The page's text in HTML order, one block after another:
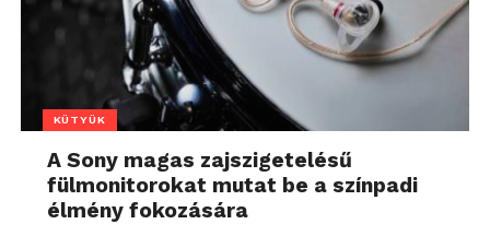
KÜTYÜK
A Sony magas zajszigetelésű
fülmonitorokat mutat be a színpadi
élmény fokozására